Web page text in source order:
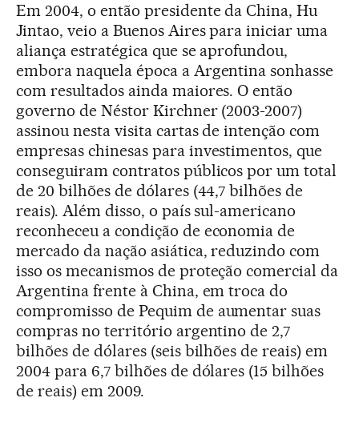
Em 2004, o então presidente da China, Hu
Jintao, veio a Buenos Aires para iniciar uma
aliança estratégica que se aprofundou,
embora naquela época a Argentina sonhasse
com resultados ainda maiores. O então
governo de Néstor Kirchner (2003-2007)
assinou nesta visita cartas de intenção com
empresas chinesas para investimentos, que
conseguiram contratos públicos por um total
de 20 bilhões de dólares (44,7 bilhões de
reais). Além disso, o país sul-americano
reconheceu a condição de economia de
mercado da nação asiática, reduzindo com
isso os mecanismos de proteção comercial da
Argentina frente à China, em troca do
compromisso de Pequim de aumentar suas
compras no território argentino de 2,7
bilhões de dólares (seis bilhões de reais) em
2004 para 6,7 bilhões de dólares (15 bilhões
de reais) em 2009.